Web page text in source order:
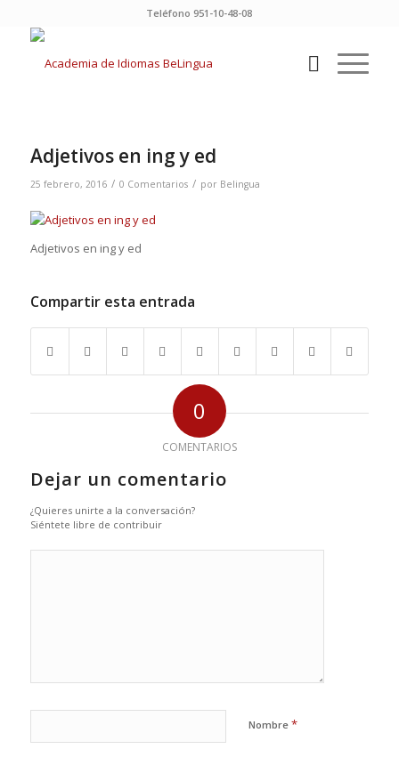
Teléfono 951-10-48-08
Adjetivos en ing y ed
25 febrero, 2016 / 0 Comentarios / por Belingua
Adjetivos en ing y ed
Compartir esta entrada
0
COMENTARIOS
Dejar un comentario
¿Quieres unirte a la conversación?
Siéntete libre de contribuir
Nombre *